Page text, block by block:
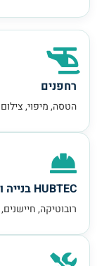
רחפנים
הטסה, מיפוי,
HUBTEC בנייה והתמחות
רובוטיקה, חיישנים, AI, Data ופיילוטים בענף הבנייה.